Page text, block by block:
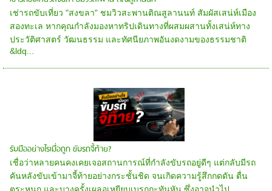
เช่ารถขับเที่ยว "สงขลา" ชมวิวสะพานติณสูลานนท์ สัมผัสเสน่ห์เมือง
สองทะเล หากคุณกำลังมองหาทริปเดินทางที่ผสมผสานทั้งเสน่ห์ทาง
ประวัติศาสตร์ วัฒนธรรม และทัศนียภาพอันงดงามของธรรมชาติ
&ldq...
รับมืออย่างไรเมื่อถูก ขับรถจี้ท้าย?
เชื่อว่าหลายคนคงเคยเจอสถานการณ์ที่กำลังขับรถอยู่ดีๆ แต่กลับมีรถ
คันหลังขับเข้ามาจี้ท้ายอย่างกระชั้นชิด จนเกิดความรู้สึกกดดัน ตื่น